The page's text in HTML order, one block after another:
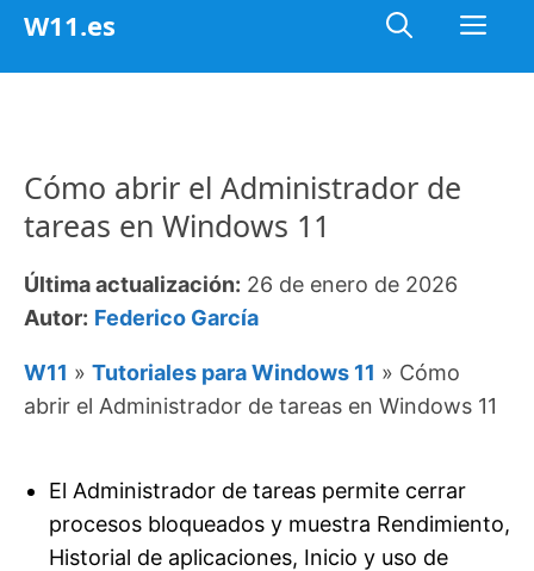
Saltar
W11.es
Cómo abrir el Administrador de
tareas en Windows 11
Última actualización: 26 de enero de 2026
Autor: Federico García
W11 » Tutoriales para Windows 11 » Cómo
abrir el Administrador de tareas en Windows 11
El Administrador de tareas permite cerrar
procesos bloqueados y muestra Rendimiento,
Historial de aplicaciones, Inicio y uso de